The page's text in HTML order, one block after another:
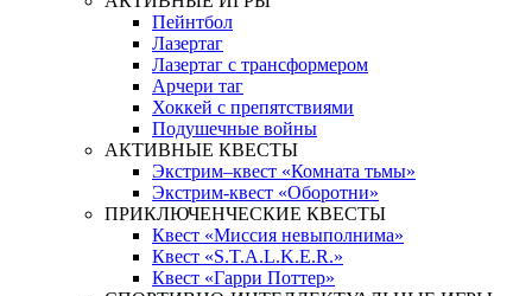
Пейнтбол
Лазертаг
Лазертаг с трансформером
Арчери таг
Хоккей с препятствиями
Подушечные войны
АКТИВНЫЕ КВЕСТЫ
Экстрим–квест «Комната тьмы»
Экстрим-квест «Оборотни»
ПРИКЛЮЧЕНЧЕСКИЕ КВЕСТЫ
Квест «Миссия невыполнима»
Квест «S.T.A.L.K.E.R.»
Квест «Гарри Поттер»